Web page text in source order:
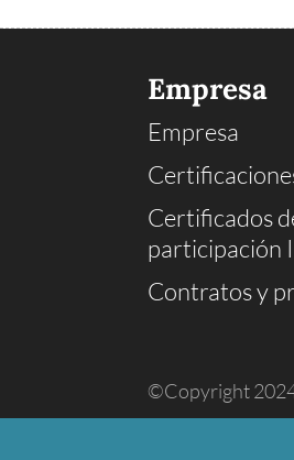
Empresa
Empresa
Certificados
participación
Contratos y
©Copyright